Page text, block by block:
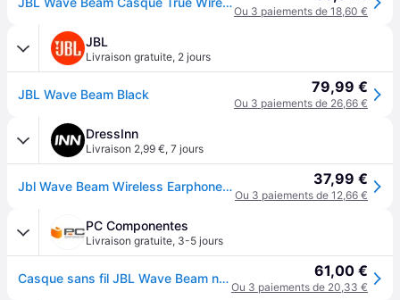
Ou 3 paiements de 18,60 €
JBL
Livraison gratuite, 2 jours
JBL Wave Beam Black 79,99 €
Ou 3 paiements de 26,66 €
DressInn
Livraison 2,99 €, 7 jours
Jbl Wave Beam Wireless Earphones Noir 37,99 €
Ou 3 paiements de 12,66 €
PC Componentes
Livraison gratuite, 3-5 jours
Casque sans fil JBL Wave Beam noir 61,00 €
Ou 3 paiements de 20,33 €